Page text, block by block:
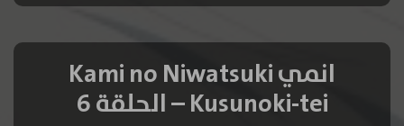
انمي Kami no Niwatsuki
Kusunoki-tei – الحلقة 6